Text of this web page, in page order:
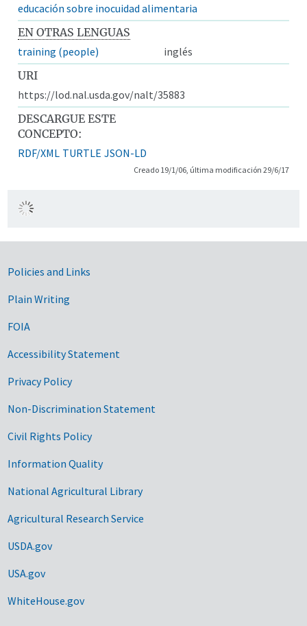
educación sobre inocuidad alimentaria
EN OTRAS LENGUAS
training (people)
inglés
URI
https://lod.nal.usda.gov/nalt/35883
DESCARGUE ESTE
CONCEPTO:
RDF/XML TURTLE JSON-LD
Creado 19/1/06, última modificación 29/6/17
Government Links
Policies and Links
Plain Writing
FOIA
Accessibility Statement
Privacy Policy
Non-Discrimination Statement
Civil Rights Policy
Information Quality
National Agricultural Library
Agricultural Research Service
USDA.gov
USA.gov
WhiteHouse.gov